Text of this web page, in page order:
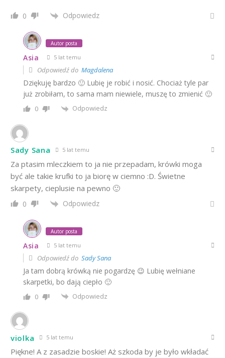
0 Odpowiedz
Autor posta
Asia 5 lat temu
Odpowiedź do Magdalena
Dziękuję bardzo 🙂 Lubię je robić i nosić. Chociaż tyle par
już zrobiłam, to sama mam niewiele, muszę to zmienić 🙂
0 Odpowiedz
Sady Sana 5 lat temu
Za ptasim mleczkiem to ja nie przepadam, krówki moga
być ale takie krufki to ja biorę w ciemno :D. Świetne
skarpety, cieplusie na pewno 🙂
0 Odpowiedz
Autor posta
Asia 5 lat temu
Odpowiedź do Sady Sana
Ja tam dobrą krówką nie pogardzę 😉 Lubię wełniane
skarpetki, bo dają ciepło 🙂
0 Odpowiedz
violka 5 lat temu
Piękne! A z zasadzie boskie! Aż szkoda by je było wkładać